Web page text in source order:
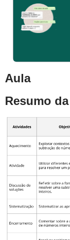
Aula
Resumo